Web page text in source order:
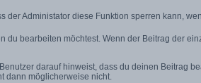
Administator diese Funktion sperren kann,
du bearbeiten möchtest. Wenn der Beitrag der
darauf hinweist, dass du deinen Beitrag
dann möglicherweise nicht.